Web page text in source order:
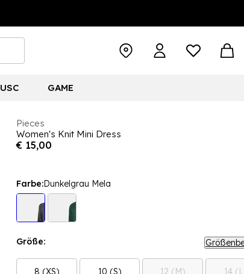
USC GAME
Pieces
Women's Knit Mini Dress
€ 15,00
Farbe:Dunkelgrau Mela
Größe:
8 (XS) 10 (S) 12 (M) 14